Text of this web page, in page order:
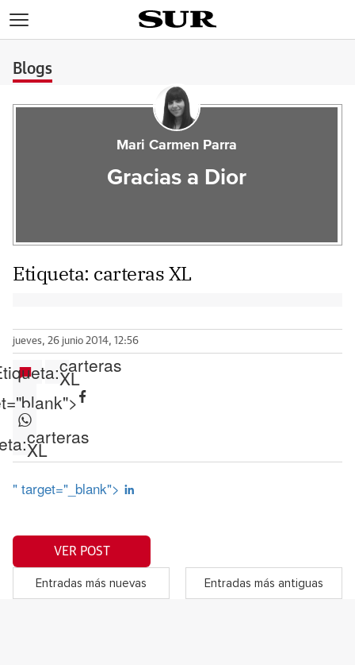
Blogs
Mari Carmen Parra
Gracias a Dior
Etiqueta: carteras XL
jueves, 26 junio 2014, 12:56
carteras
XL
carteras
XL
" target="_blank">
VER POST
Entradas más nuevas Entradas más antiguas